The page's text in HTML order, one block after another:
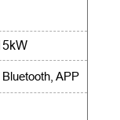
APP